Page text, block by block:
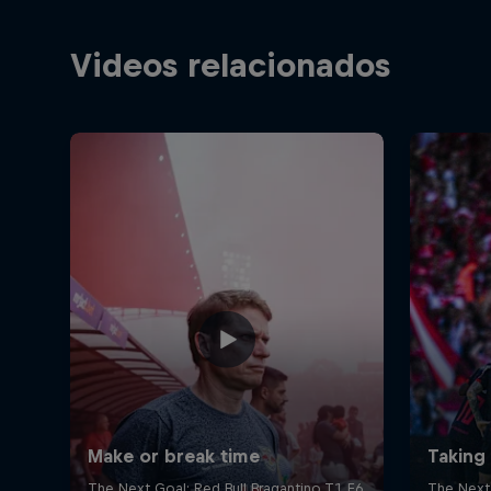
Videos relacionados